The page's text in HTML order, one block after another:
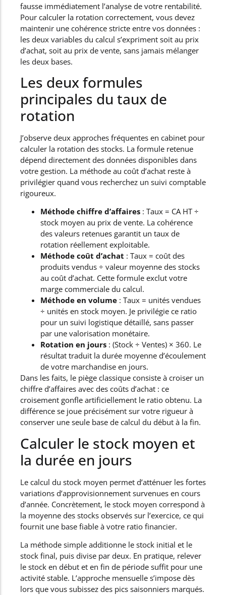
fausse immédiatement l’analyse de votre rentabilité.
Pour calculer la rotation correctement, vous devez
maintenir une cohérence stricte entre vos données :
les deux variables du calcul s’expriment soit au prix
d’achat, soit au prix de vente, sans jamais mélanger
les deux bases.
Les deux formules
principales du taux de
rotation
J’observe deux approches fréquentes en cabinet pour
calculer la rotation des stocks. La formule retenue
dépend directement des données disponibles dans
votre gestion. La méthode au coût d’achat reste à
privilégier quand vous recherchez un suivi comptable
rigoureux.
Méthode chiffre d’affaires : Taux = CA HT ÷
stock moyen au prix de vente. La cohérence
des valeurs retenues garantit un taux de
rotation réellement exploitable.
Méthode coût d’achat : Taux = coût des
produits vendus ÷ valeur moyenne des stocks
au coût d’achat. Cette formule exclut votre
marge commerciale du calcul.
Méthode en volume : Taux = unités vendues
÷ unités en stock moyen. Je privilégie ce ratio
pour un suivi logistique détaillé, sans passer
par une valorisation monétaire.
Rotation en jours : (Stock ÷ Ventes) × 360. Le
résultat traduit la durée moyenne d’écoulement
de votre marchandise en jours.
Dans les faits, le piège classique consiste à croiser un
chiffre d’affaires avec des coûts d’achat : ce
croisement gonfle artificiellement le ratio obtenu. La
différence se joue précisément sur votre rigueur à
conserver une seule base de calcul du début à la fin.
Calculer le stock moyen et
la durée en jours
Le calcul du stock moyen permet d’atténuer les fortes
variations d’approvisionnement survenues en cours
d’année. Concrètement, le stock moyen correspond à
la moyenne des stocks observés sur l’exercice, ce qui
fournit une base fiable à votre ratio financier.
La méthode simple additionne le stock initial et le
stock final, puis divise par deux. En pratique, relever
le stock en début et en fin de période suffit pour une
activité stable. L’approche mensuelle s’impose dès
lors que vous subissez des pics saisonniers marqués.